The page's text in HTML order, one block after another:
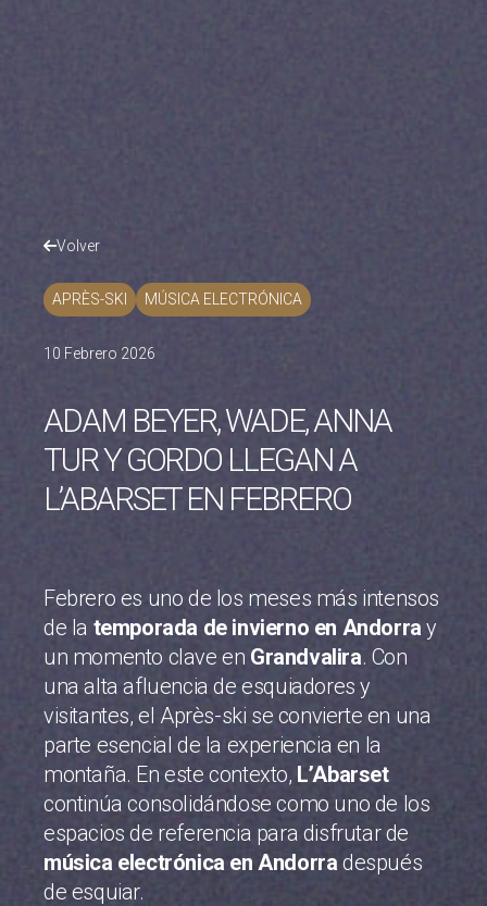
Volver
APRÈS-SKI MÚSICA ELECTRÓNICA
10 Febrero 2026
ADAM BEYER, WADE, ANNA
TUR Y GORDO LLEGAN A
L’ABARSET EN FEBRERO
Febrero es uno de los meses más intensos
de la temporada de invierno en Andorra y
un momento clave en Grandvalira. Con
una alta afluencia de esquiadores y
visitantes, el Après-ski se convierte en una
parte esencial de la experiencia en la
montaña. En este contexto, L’Abarset
continúa consolidándose como uno de los
espacios de referencia para disfrutar de
música electrónica en Andorra después
de esquiar.